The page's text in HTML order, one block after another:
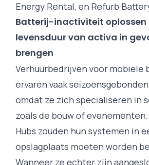
Energy Rental, en Refurb
Batterij-inactiviteit oplossen
levensduur van activa in
brengen
Verhuurbedrijven voor mobiele
ervaren vaak seizoensgebonden
omdat ze zich specialiseren in
zoals de bouw of
Hubs zouden hun systemen in
opslagplaats moeten worden
Wanneer ze echter zijn